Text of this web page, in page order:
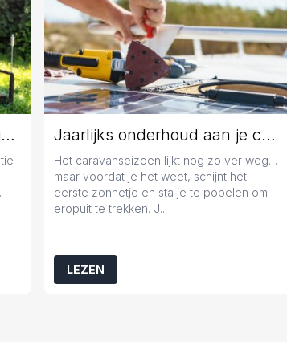
Last minute kampeervakantie boeken? Tips en tricks! Jaarlijks onderhoud aan je caravan: geen overbodige luxe
Het caravanseizoen lijkt nog zo ver weg…
maar voordat je het weet, schijnt het
eerste zonnetje en sta je te popelen om
eropuit te trekken. J...
LEZEN